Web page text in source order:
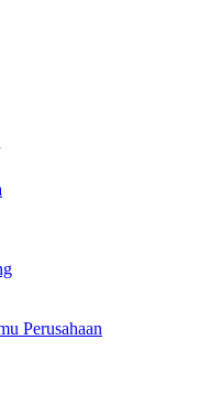
Perusahaan